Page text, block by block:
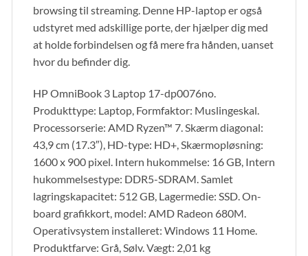
browsing til streaming. Denne HP-laptop er også
udstyret med adskillige porte, der hjælper dig med
at holde forbindelsen og få mere fra hånden, uanset
hvor du befinder dig.
HP OmniBook 3 Laptop 17-dp0076no.
Produkttype: Laptop, Formfaktor: Muslingeskal.
Processorserie: AMD Ryzen™ 7. Skærm diagonal:
43,9 cm (17.3″), HD-type: HD+, Skærmopløsning:
1600 x 900 pixel. Intern hukommelse: 16 GB, Intern
hukommelsestype: DDR5-SDRAM. Samlet
lagringskapacitet: 512 GB, Lagermedie: SSD. On-
board grafikkort, model: AMD Radeon 680M.
Operativsystem installeret: Windows 11 Home.
Produktfarve: Grå, Sølv. Vægt: 2,01 kg